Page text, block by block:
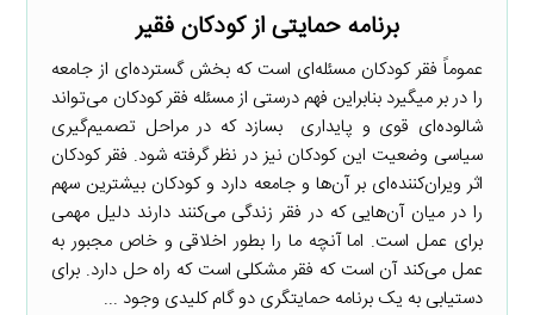
برنامه حمایتی از کودکان فقیر
عموماً فقر کودکان مسئله‌ای است که بخش گسترده‌ای از جامعه
را در بر میگیرد بنابراین فهم درستی از مسئله فقر کودکان می‌تواند
شالوده‌ای قوی و پایداری بسازد که در مراحل تصمیم‌گیری
سیاسی وضعیت این کودکان نیز در نظر گرفته شود. فقر کودکان
اثر ویران‌کننده‌ای بر آن‌ها و جامعه دارد و کودکان بیشترین سهم
را در میان آن‌هایی که در فقر زندگی می‌کنند دارند دلیل مهمی
برای عمل است. اما آنچه ما را بطور اخلاقی و خاص مجبور به
عمل می‌کند آن است که فقر مشکلی است که راه حل دارد. برای
دستیابی به یک برنامه حمایتگری دو گام کلیدی وجود ...